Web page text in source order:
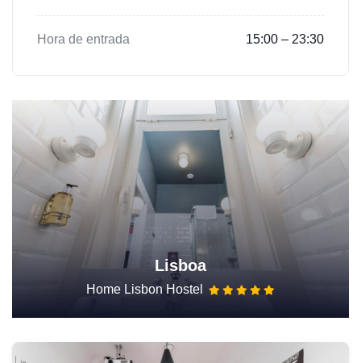
Hora de entrada 15:00 – 23:30
Lisboa
Home Lisbon Hostel